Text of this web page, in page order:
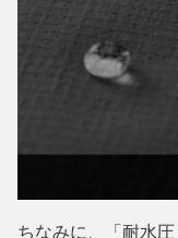
ちなみに、「耐水